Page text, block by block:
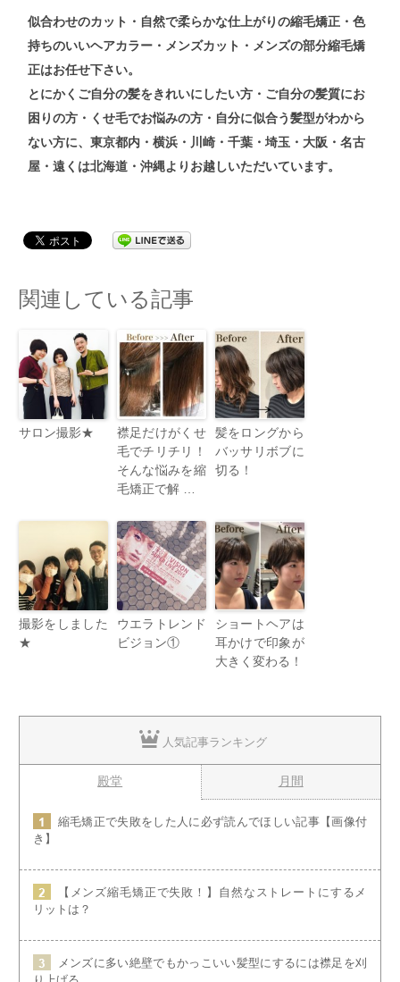
似合わせのカット ・自然で柔らかな仕上がりの縮毛矯正・色
持ちのいいヘアカラー・メンズカット ・メンズの部分縮毛矯
正はお任せ下さい。
とにかくご自分の髪をきれいにしたい方・ご自分の髪質にお
困りの方・くせ毛でお悩みの方・自分に似合う髪型がわから
ない方に、東京都内・横浜・川崎・千葉・埼玉・大阪・名古
屋・遠くは北海道・沖縄よりお越しいただいています。
関連している記事
サロン撮影★
襟足だけがくせ
毛でチリチリ！
そんな悩みを縮
毛矯正で解 …
髪をロングから
バッサリボブに
切る！
撮影をしました
★
ウエラトレンド
ビジョン①
ショートヘアは
耳かけで印象が
大きく変わる！
人気記事ランキング
殿堂 月間
縮毛矯正で失敗をした人に必ず読んでほしい記事【画像付
き】
【メンズ縮毛矯正で失敗！】自然なストレートにするメ
リットは？
メンズに多い絶壁でもかっこいい髪型にするには襟足を刈